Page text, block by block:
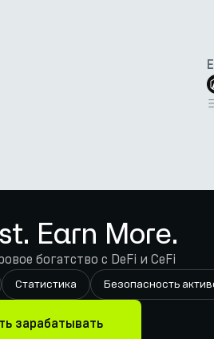
Earn More.
богатство с DeFi и CeFi
Статистика Безопасность
зарабатывать